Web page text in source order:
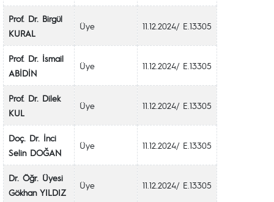
Prof. Dr. Birgül
KURAL
Üye 11.12.2024/ E.13305
Prof. Dr. İsmail
ABİDİN
Üye 11.12.2024/ E.13305
Prof. Dr. Dilek
KUL
Üye 11.12.2024/ E.13305
Doç. Dr. İnci
Selin DOĞAN
Üye 11.12.2024/ E.13305
Dr. Öğr. Üyesi
Gökhan YILDIZ
Üye 11.12.2024/ E.13305